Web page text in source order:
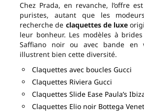
Chez Prada, en revanche, l’offre
puristes, autant que les
recherche de claquettes de luxe
leur bonheur. Les modèles à
Saffiano noir ou avec bande en
illustrent bien cette diversité.
Claquettes avec boucles Gucci
Claquettes Riviera Gucci
Claquettes Slide Ease Paula’s
Claquettes Elio noir Bottega